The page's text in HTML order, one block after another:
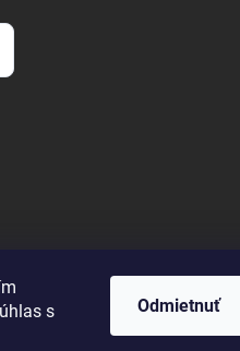
s
Odmietnuť